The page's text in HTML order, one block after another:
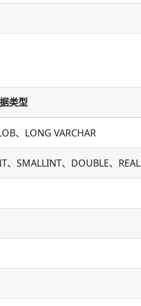
类型
、LONG VARCHAR
、SMALLINT、DOUBLE、REAL